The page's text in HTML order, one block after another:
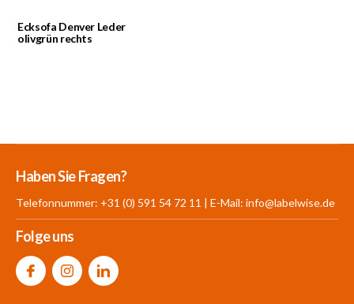
Ecksofa Denver Leder
olivgrün rechts
Mehr als 30.000
Haben Sie Fragen?
Telefonnummer: +31 (0) 591 54 72 11 | E-Mail: info@labelwise.de
Folge uns